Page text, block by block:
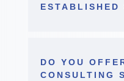
ESTABLISHED
DO YOU
CONSULTING